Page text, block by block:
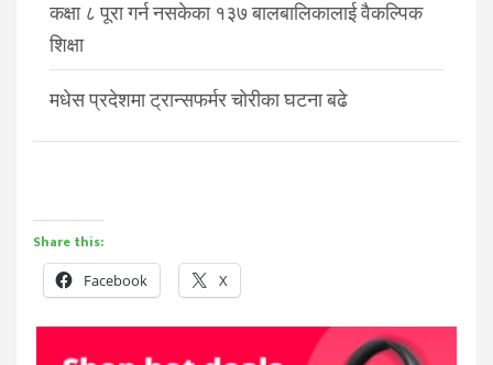
कक्षा ८ पूरा गर्न नसकेका १३७ बालबालिकालाई वैकल्पिक
शिक्षा
मधेस प्रदेशमा ट्रान्सफर्मर चोरीका घटना बढे
Share this:
Facebook X